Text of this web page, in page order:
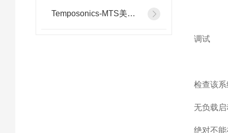
Temposonics-MTS美斯特
调试
检查该
无负载
绝对不